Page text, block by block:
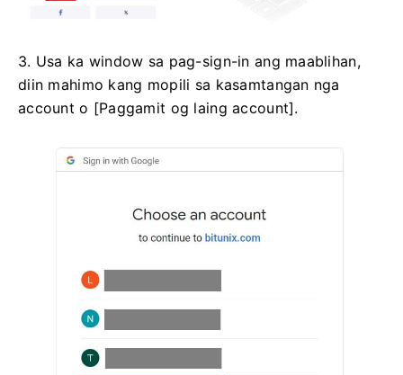
3. Usa ka window sa pag-sign-in ang maablihan,
diin mahimo kang mopili sa kasamtangan nga
account o [Paggamit og laing account].